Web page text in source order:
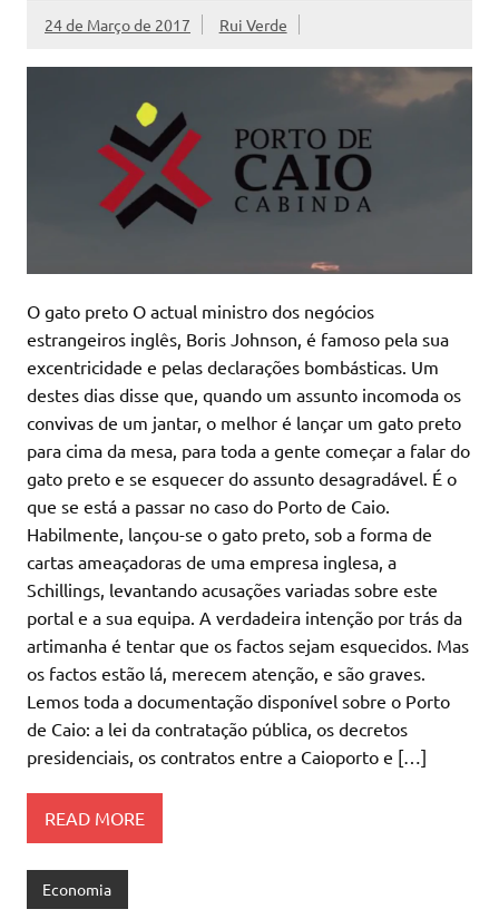
24 de Março de 2017 Rui Verde
O gato preto O actual ministro dos negócios
estrangeiros inglês, Boris Johnson, é famoso pela sua
excentricidade e pelas declarações bombásticas. Um
destes dias disse que, quando um assunto incomoda os
convivas de um jantar, o melhor é lançar um gato preto
para cima da mesa, para toda a gente começar a falar do
gato preto e se esquecer do assunto desagradável. É o
que se está a passar no caso do Porto de Caio.
Habilmente, lançou-se o gato preto, sob a forma de
cartas ameaçadoras de uma empresa inglesa, a
Schillings, levantando acusações variadas sobre este
portal e a sua equipa. A verdadeira intenção por trás da
artimanha é tentar que os factos sejam esquecidos. Mas
os factos estão lá, merecem atenção, e são graves.
Lemos toda a documentação disponível sobre o Porto
de Caio: a lei da contratação pública, os decretos
presidenciais, os contratos entre a Caioporto e […]
READ MORE
Economia